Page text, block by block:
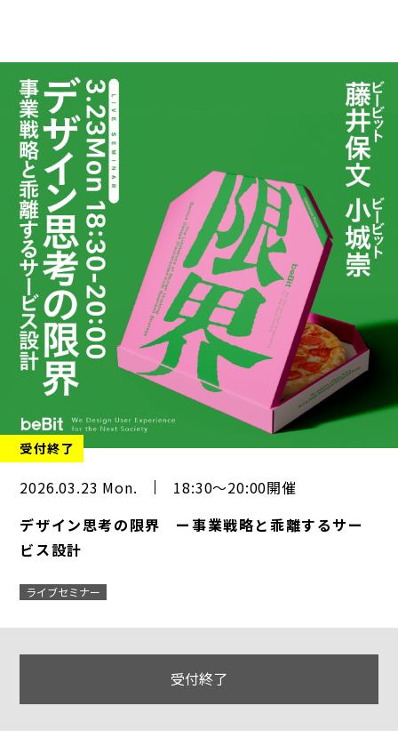
受付終了
2026.03.23 Mon.
18:30～20:00開催
デザイン思考の限界 ー事業戦略と乖離するサー
ビス設計
ライブセミナー
受付終了